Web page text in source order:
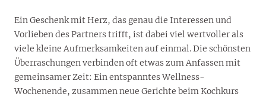
Ein Geschenk mit Herz, das genau die Interessen und
Vorlieben des Partners trifft, ist dabei viel wertvoller als
viele kleine Aufmerksamkeiten auf einmal. Die schönsten
Überraschungen verbinden oft etwas zum Anfassen mit
gemeinsamer Zeit: Ein entspanntes Wellness-
Wochenende, zusammen neue Gerichte beim Kochkurs